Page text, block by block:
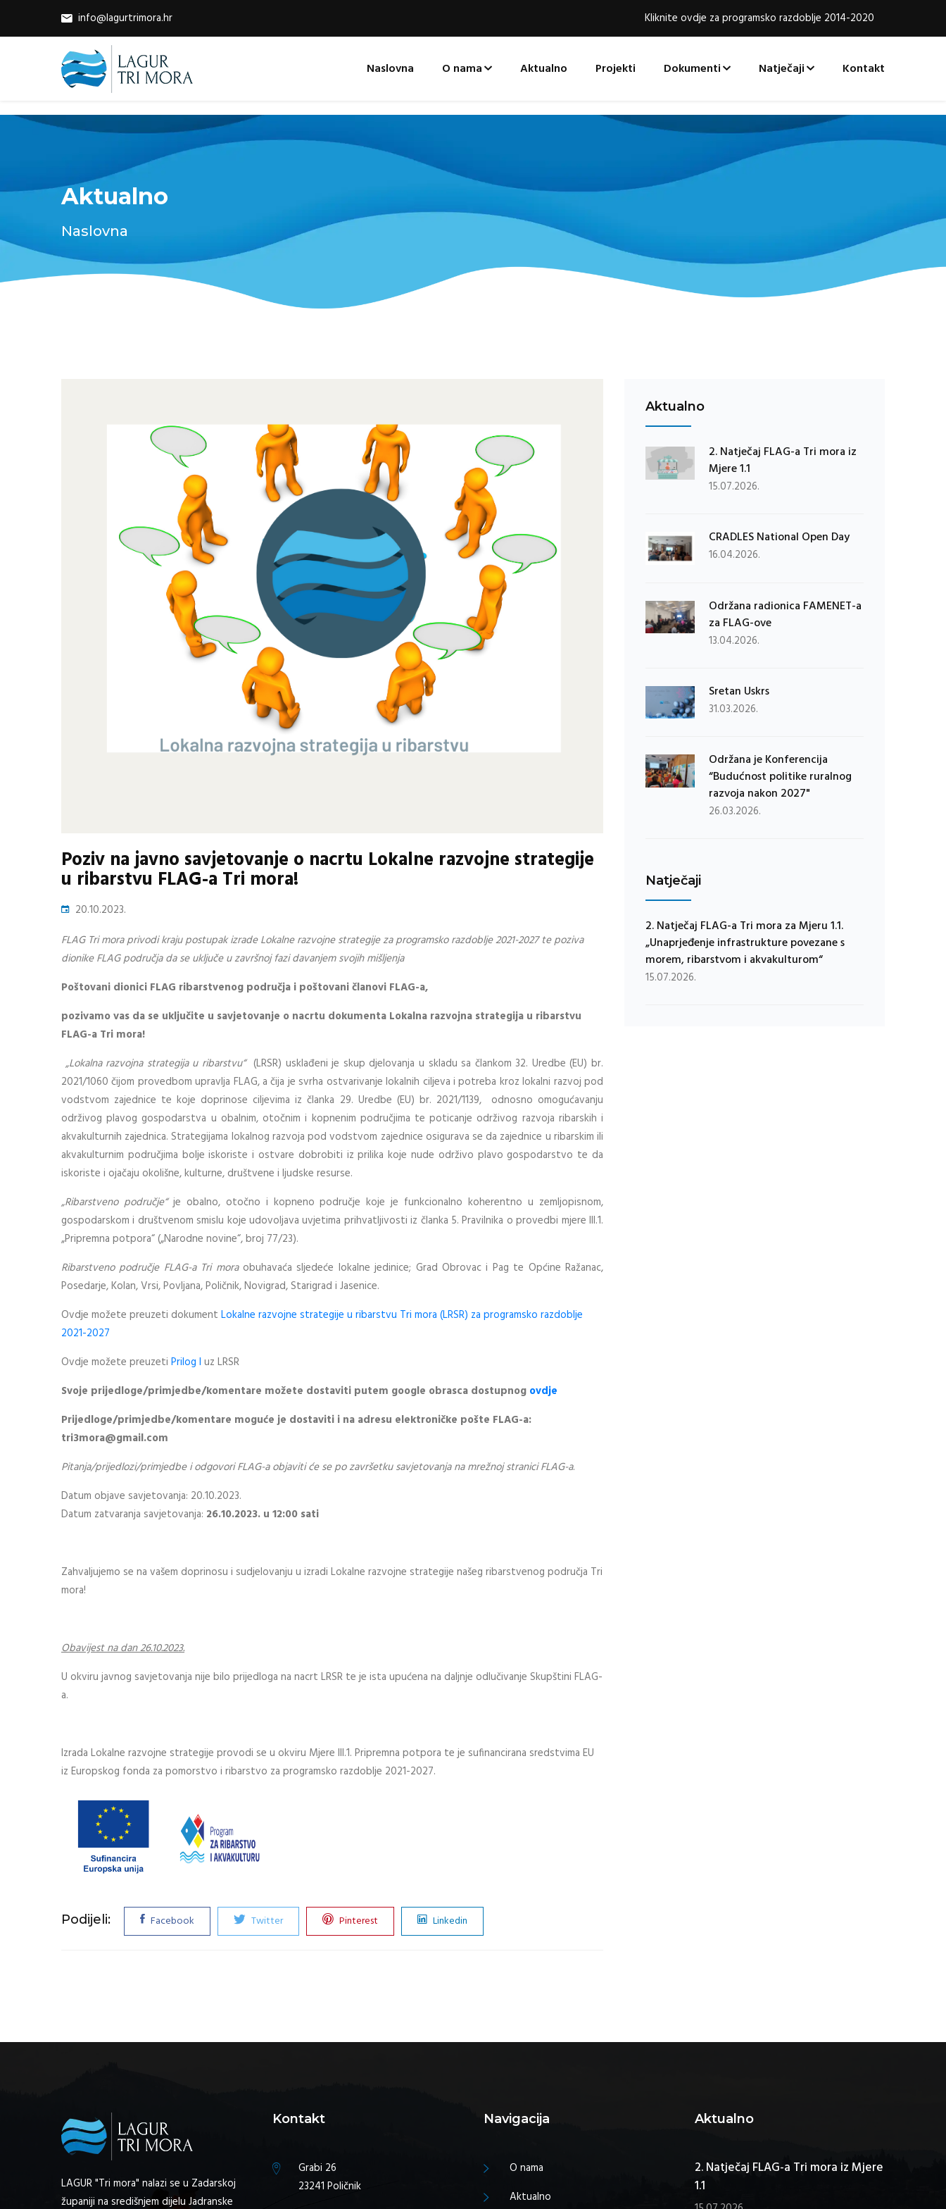
info@lagurtrimora.hr Kliknite ovdje za programsko razdoblje 2014-2020
Naslovna O nama Aktualno Projekti Dokumenti Natječaji Kontakt
Aktualno
Naslovna
Poziv na javno savjetovanje o nacrtu Lokalne razvojne strategije
u ribarstvu FLAG-a Tri mora!
20.10.2023.
FLAG Tri mora privodi kraju postupak izrade Lokalne razvojne strategije za programsko razdoblje 2021-2027 te poziva
dionike FLAG područja da se uključe u završnoj fazi davanjem svojih mišljenja
Poštovani dionici FLAG ribarstvenog područja i poštovani članovi FLAG-a,
pozivamo vas da se uključite u savjetovanje o nacrtu dokumenta Lokalna razvojna strategija u ribarstvu
FLAG-a Tri mora!
„Lokalna razvojna strategija u ribarstvu“ (LRSR) usklađeni je skup djelovanja u skladu sa člankom 32. Uredbe (EU) br.
2021/1060 čijom provedbom upravlja FLAG, a čija je svrha ostvarivanje lokalnih ciljeva i potreba kroz lokalni razvoj pod
vodstvom zajednice te koje doprinose ciljevima iz članka 29. Uredbe (EU) br. 2021/1139, odnosno omogućavanju
održivog plavog gospodarstva u obalnim, otočnim i kopnenim područjima te poticanje održivog razvoja ribarskih i
akvakulturnih zajednica.Strategijama lokalnog razvoja pod vodstvom zajednice osigurava se da zajednice u ribarskim ili
akvakulturnim područjima bolje iskoriste i ostvare dobrobiti iz prilika koje nude održivo plavo gospodarstvo te da
iskoriste i ojačaju okolišne, kulturne, društvene i ljudske resurse.
„Ribarstveno područje“je obalno, otočno i kopneno područje koje je funkcionalno koherentno u zemljopisnom,
gospodarskom i društvenom smislu koje udovoljava uvjetima prihvatljivosti iz članka 5.Pravilnika o provedbi mjere III.1.
„Pripremna potpora“ („Narodne novine“, broj 77/23).
Ribarstveno područje FLAG-a Tri moraobuhavaća sljedeće lokalne jedinice; Grad Obrovac i Pag te Općine Ražanac,
Posedarje, Kolan, Vrsi, Povljana, Poličnik, Novigrad, Starigrad i Jasenice.
Ovdje možete preuzeti dokument Lokalne razvojne strategije u ribarstvu Tri mora (LRSR) za programsko razdoblje
2021-2027
Ovdje možete preuzeti Prilog I uz LRSR
Svoje prijedloge/primjedbe/komentare možete dostaviti putem google obrasca dostupnog ovdje
Prijedloge/primjedbe/komentare moguće je dostaviti i na adresu elektroničke pošte FLAG-a:
tri3mora@gmail.com
Pitanja/prijedlozi/primjedbe i odgovori FLAG-a objaviti će se po završetku savjetovanja na mrežnoj stranici FLAG-a.
Datum objave savjetovanja: 20.10.2023.
Datum zatvaranja savjetovanja: 26.10.2023. u 12:00 sati
Zahvaljujemo se na vašem doprinosu i sudjelovanju u izradi Lokalne razvojne strategije našeg ribarstvenog područja Tri
mora!
Obavijest na dan 26.10.2023.
U okviru javnog savjetovanja nije bilo prijedloga na nacrt LRSR te je ista upućena na daljnje odlučivanje Skupštini FLAG-
a.
Izrada Lokalne razvojne strategije provodi se u okviru Mjere III.1. Pripremna potpora te je sufinancirana sredstvima EU
iz Europskog fonda za pomorstvo i ribarstvo za programsko razdoblje 2021-2027.
Podijeli: Facebook Twitter Pinterest Linkedin
Aktualno
2. Natječaj FLAG-a Tri mora iz
Mjere 1.1
15.07.2026.
CRADLES National Open Day
16.04.2026.
Održana radionica FAMENET-a
za FLAG-ove
13.04.2026.
Sretan Uskrs
31.03.2026.
Održana je Konferencija
“Budućnost politike ruralnog
razvoja nakon 2027"
26.03.2026.
Natječaji
2. Natječaj FLAG-a Tri mora za Mjeru 1.1.
„Unaprjeđenje infrastrukture povezane s
morem, ribarstvom i akvakulturom“
15.07.2026.
LAGUR "Tri mora" nalazi se u Zadarskoj
županiji na središnjem dijelu Jadranske
Kontakt
Grabi 26
23241 Poličnik
Navigacija
O nama
Aktualno
Aktualno
2. Natječaj FLAG-a Tri mora iz Mjere
1.1